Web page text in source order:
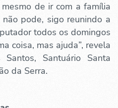
de ir com a família
pode, sigo reunindo a
todos os domingos
coisa, mas ajuda”, revela
Santuário Santa
da Serra.